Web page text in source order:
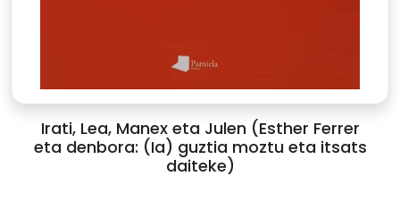
Irati, Lea, Manex eta Julen (Esther Ferrer
eta denbora: (Ia) guztia moztu eta itsats
daiteke)